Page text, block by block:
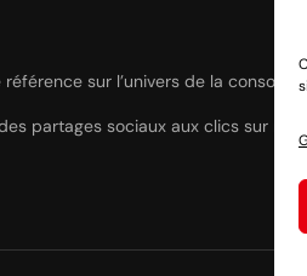
sur l’univers de la console
partages sociaux aux clics sur